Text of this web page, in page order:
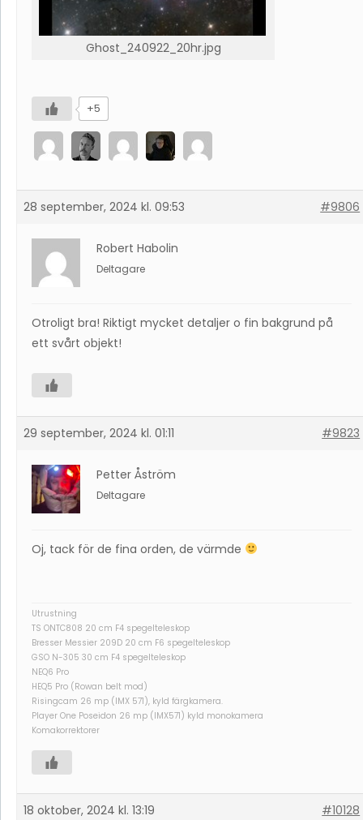
Ghost_240922_20hr.jpg
+5
28 september, 2024 kl. 09:53 #9806
Robert Habolin
Deltagare
Otroligt bra! Riktigt mycket detaljer o fin bakgrund på
ett svårt objekt!
29 september, 2024 kl. 01:11 #9823
Petter Åström
Deltagare
Oj, tack för de fina orden, de värmde
Utrustning
TS ONTC808 20 cm F4 spegelteleskop
Bresser Messier 209D 20 cm F6 spegelteleskop
GSO N-305 30 cm F4 spegelteleskop
NEQ6 Pro
HEQ5 Pro (Rowan belt mod)
Risingcam 26 mp (IMX 571), kyld färgkamera.
Player One Poseidon 26 mp (IMX571) kyld monokamera
Komakorrektorer
18 oktober, 2024 kl. 13:19 #10128